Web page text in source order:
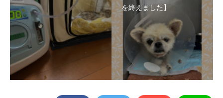
を終えました】